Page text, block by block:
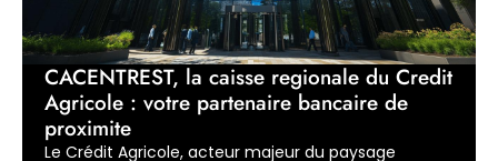
CACENTREST, la caisse regionale du Credit
Agricole : votre partenaire bancaire de
proximite
Le Crédit Agricole, acteur majeur du paysage